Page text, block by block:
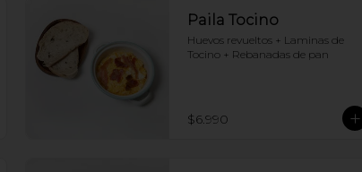
Paila Tocino
Huevos revueltos + Laminas de
Tocino + Rebanadas de pan
$6.990